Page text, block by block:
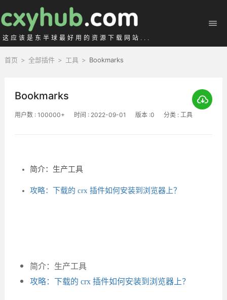
这应该是东半球最好用的资源下载网站...
首页 > 全部插件 > 工具 > Bookmarks
Bookmarks
用户数 : 100000+ 时间 : 2022-09-01 版本 :0 分类 : 工具
简介：生产工具
攻略：下载的 crx 插件如何安装到浏览器上？
简介：生产工具
攻略：下载的 crx 插件如何安装到浏览器上？